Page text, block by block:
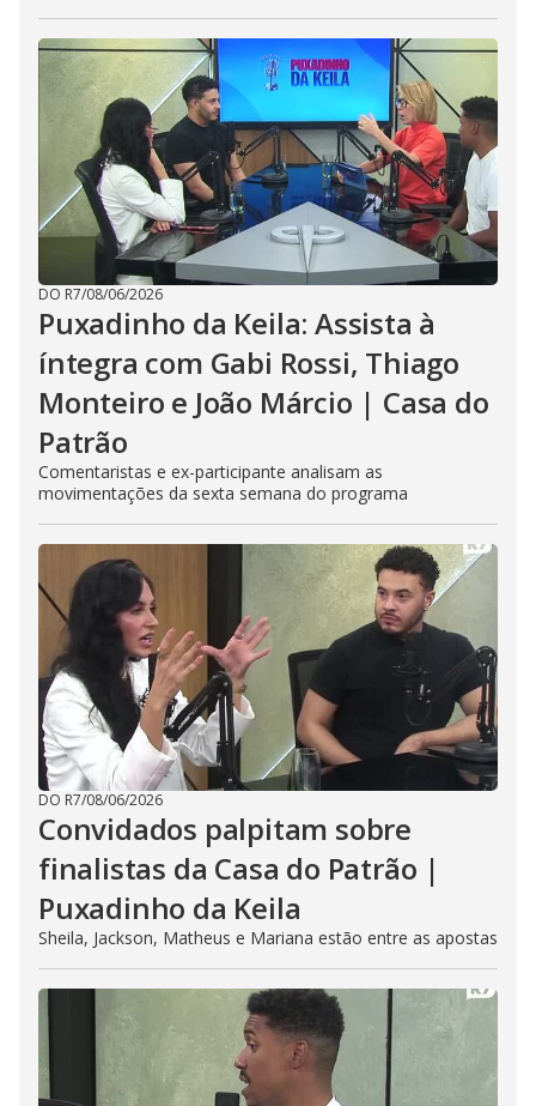
DO R7/08/06/2026
Puxadinho da Keila: Assista à
íntegra com Gabi Rossi, Thiago
Monteiro e João Márcio | Casa do
Patrão
Comentaristas e ex-participante analisam as
movimentações da sexta semana do programa
DO R7/08/06/2026
Convidados palpitam sobre
finalistas da Casa do Patrão |
Puxadinho da Keila
Sheila, Jackson, Matheus e Mariana estão entre as apostas